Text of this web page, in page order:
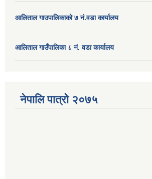
आलिताल गाउपालिकाको ७ नं.वडा कार्यालय
आलिताल गाउँपालिका ८ नं. वडा कार्यालय
नेपालि पात्रो २०७५